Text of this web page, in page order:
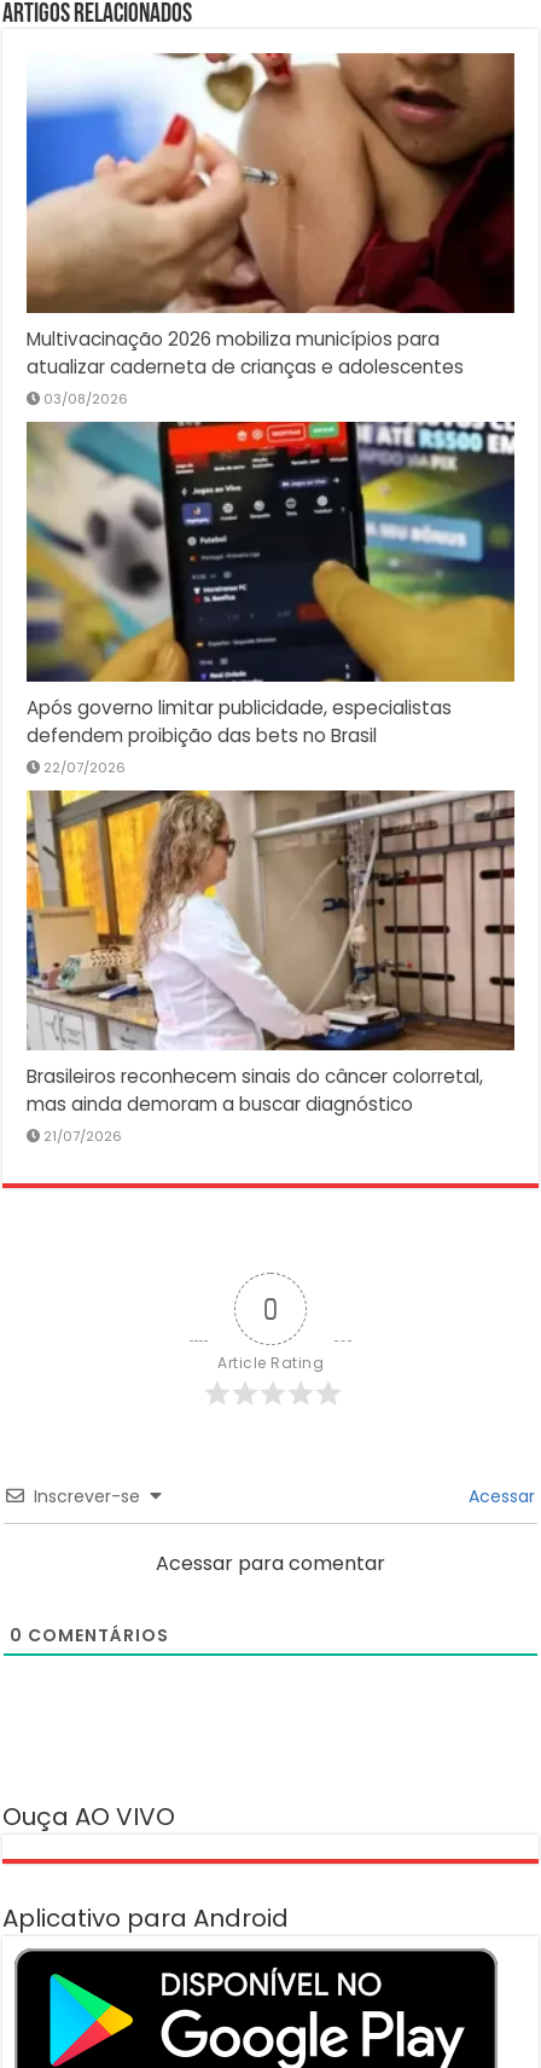
Artigos Relacionados
Multivacinação 2026 mobiliza municípios para
atualizar caderneta de crianças e adolescentes
03/08/2026
Após governo limitar publicidade, especialistas
defendem proibição das bets no Brasil
22/07/2026
Brasileiros reconhecem sinais do câncer colorretal,
mas ainda demoram a buscar diagnóstico
21/07/2026
0
Article Rating
Inscrever-se Acessar
Acessar para comentar
0 COMENTÁRIOS
Ouça AO VIVO
Aplicativo para Android